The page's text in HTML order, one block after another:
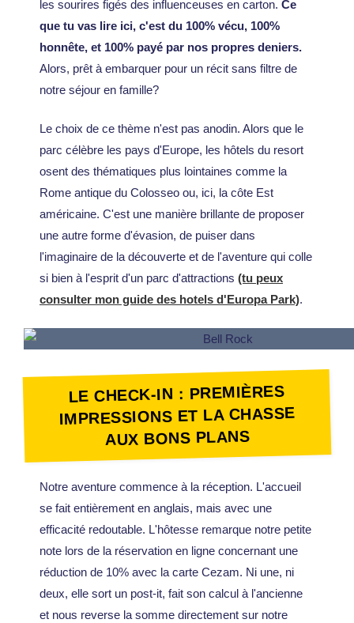
les sourires figés des influenceuses en carton. Ce
que tu vas lire ici, c'est du 100% vécu, 100%
honnête, et 100% payé par nos propres deniers.
Alors, prêt à embarquer pour un récit sans filtre de
notre séjour en famille?
Le choix de ce thème n'est pas anodin. Alors que le
parc célèbre les pays d'Europe, les hôtels du resort
osent des thématiques plus lointaines comme la
Rome antique du Colosseo ou, ici, la côte Est
américaine. C'est une manière brillante de proposer
une autre forme d'évasion, de puiser dans
l'imaginaire de la découverte et de l'aventure qui colle
si bien à l'esprit d'un parc d'attractions (tu peux
consulter mon guide des hotels d'Europa Park).
LE CHECK-IN : PREMIÈRES
IMPRESSIONS ET LA CHASSE
AUX BONS PLANS
Notre aventure commence à la réception. L'accueil
se fait entièrement en anglais, mais avec une
efficacité redoutable. L'hôtesse remarque notre petite
note lors de la réservation en ligne concernant une
réduction de 10% avec la carte Cezam. Ni une, ni
deux, elle sort un post-it, fait son calcul à l'ancienne
et nous reverse la somme directement sur notre